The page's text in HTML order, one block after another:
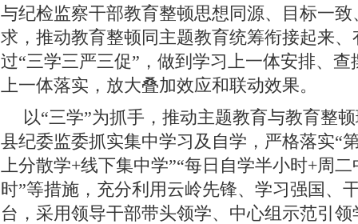
与纪检监察干部教育整顿思想同源、目标一
求，推动教育整顿同主题教育统筹衔接起来
过“三学三严三促”，做到学习上一体安排、
上一体落实，放大叠加效应和联动效果。
以“三学”为抓手，推动主题教育与教育整
县纪委监委抓实集中学习及自学，严格落实“
上分散学+线下集中学”“每日自学半小时+周
时”等措施，充分利用云岭先锋、学习强国、
台，采用领导干部带头领学、中心组示范引